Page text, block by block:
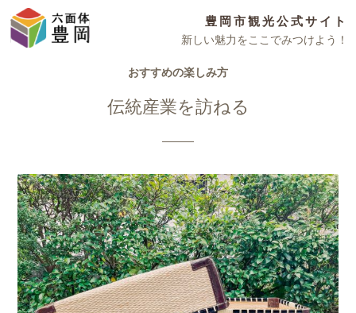
豊岡市観光公式サイト
新しい魅力をここでみつけよう！
おすすめの楽しみ方
伝統産業を訪ねる